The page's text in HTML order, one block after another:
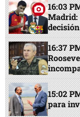
16:03
Madrid:
decisión
16:37
15:02
para